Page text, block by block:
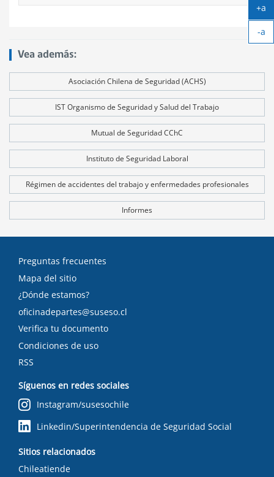
Vea además:
Asociación Chilena de Seguridad (ACHS)
IST Organismo de Seguridad y Salud del Trabajo
Mutual de Seguridad CChC
Instituto de Seguridad Laboral
Régimen de accidentes del trabajo y enfermedades profesionales
Informes
Preguntas frecuentes
Mapa del sitio
¿Dónde estamos?
oficinadepartes@suseso.cl
Verifica tu documento
Condiciones de uso
RSS
Síguenos en redes sociales
Instagram/susesochile
Linkedin/Superintendencia de Seguridad Social
Sitios relacionados
Chileatiende
+a
-a